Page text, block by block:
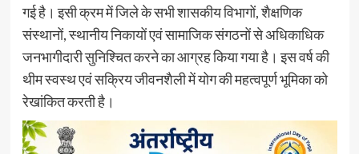
गई है। इसी क्रम में जिले के सभी शासकीय विभागों, शैक्षणिक
संस्थानों, स्थानीय निकायों एवं सामाजिक संगठनों से अधिकाधिक
जनभागीदारी सुनिश्चित करने का आग्रह किया गया है। इस वर्ष की
थीम स्वस्थ एवं सक्रिय जीवनशैली में योग की महत्वपूर्ण भूमिका को
रेखांकित करती है।